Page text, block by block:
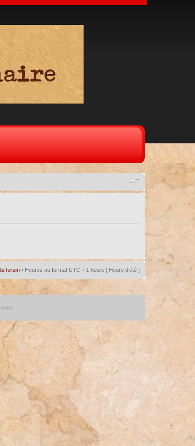
forum • Heures au format UTC + 1 heure [ Heure d’été ]